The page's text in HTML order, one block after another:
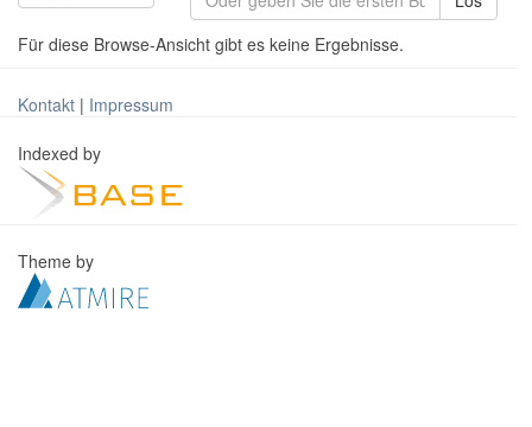
Für diese Browse-Ansicht gibt es keine Ergebnisse.
Kontakt | Impressum
Indexed by
Theme by